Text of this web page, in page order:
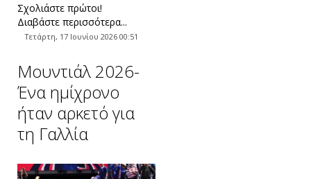
Σχολιάστε πρώτοι!
Διαβάστε περισσότερα...
Τετάρτη, 17 Ιουνίου 2026 00:51
Μουντιάλ 2026-
Ένα ημίχρονο
ήταν αρκετό για
τη Γαλλία